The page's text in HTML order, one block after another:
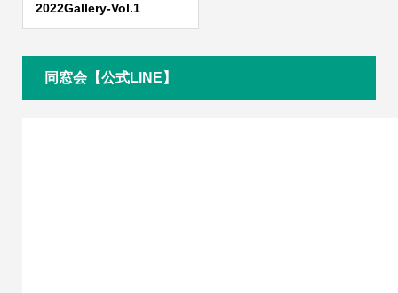
2022Gallery-Vol.1
同窓会【公式LINE】